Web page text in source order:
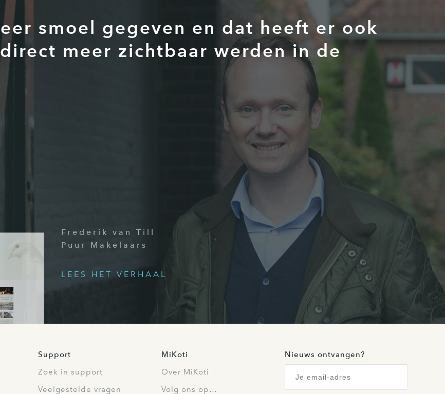
smoel gegeven en dat heeft er ook
meer zichtbaar werden in de
Frederik van Till
Puur Makelaars
LEES HET VERHAAL
Support
Zoek in support
Veelgestelde vragen
MiKoti
Over MiKoti
Volg ons op…
Nieuws ontvangen?